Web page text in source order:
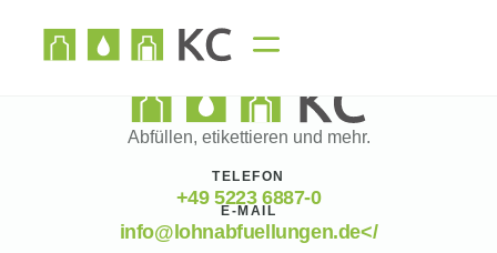
Abfüllen, etikettieren und mehr.
TELEFON
+49 5223 6887-0
E-MAIL
info@lohnabfuellungen.de</